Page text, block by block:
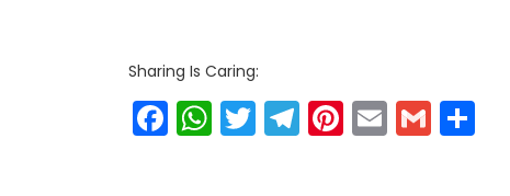
Sharing Is Caring:
Facebook
WhatsApp
Twitter
Telegram
Pinterest
EmailGmail